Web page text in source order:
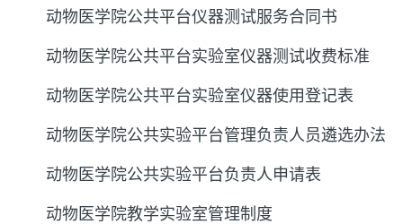
动物医学院公共平台仪器测试服务合同书
动物医学院公共平台实验室仪器测试收费标准
动物医学院公共平台实验室仪器使用登记表
动物医学院公共实验平台管理负责人员遴选办法
动物医学院公共实验平台负责人申请表
动物医学院教学实验室管理制度